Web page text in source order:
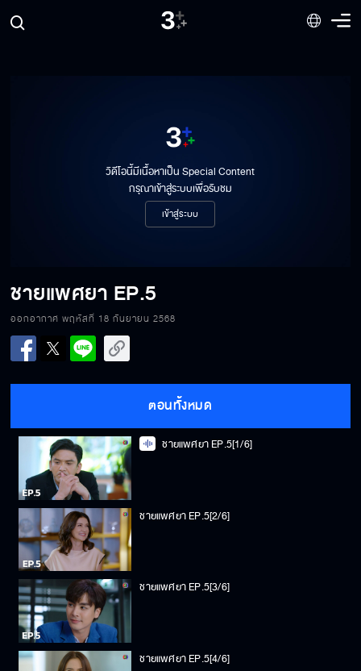
วิดีโอนี้มีเนื้อหาเป็น Special Content
กรุณาเข้าสู่ระบบเพื่อรับชม
เข้าสู่ระบบ
ชายแพศยา EP.5
ออกอากาศ พฤหัสที่ 18 กันยายน 2568
ตอนทั้งหมด
ชายแพศยา EP.5[1/6]
ชายแพศยา EP.5[2/6]
ชายแพศยา EP.5[3/6]
ชายแพศยา EP.5[4/6]